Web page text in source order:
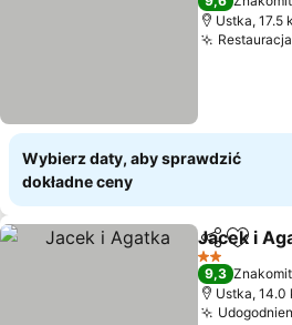
Ustka, 17.5
Wybierz daty, aby sprawdzić
dokładne ceny
Udostępnij
Dodaj
Jacek i
2 Kategoria
9,3
Ustka, 14.0